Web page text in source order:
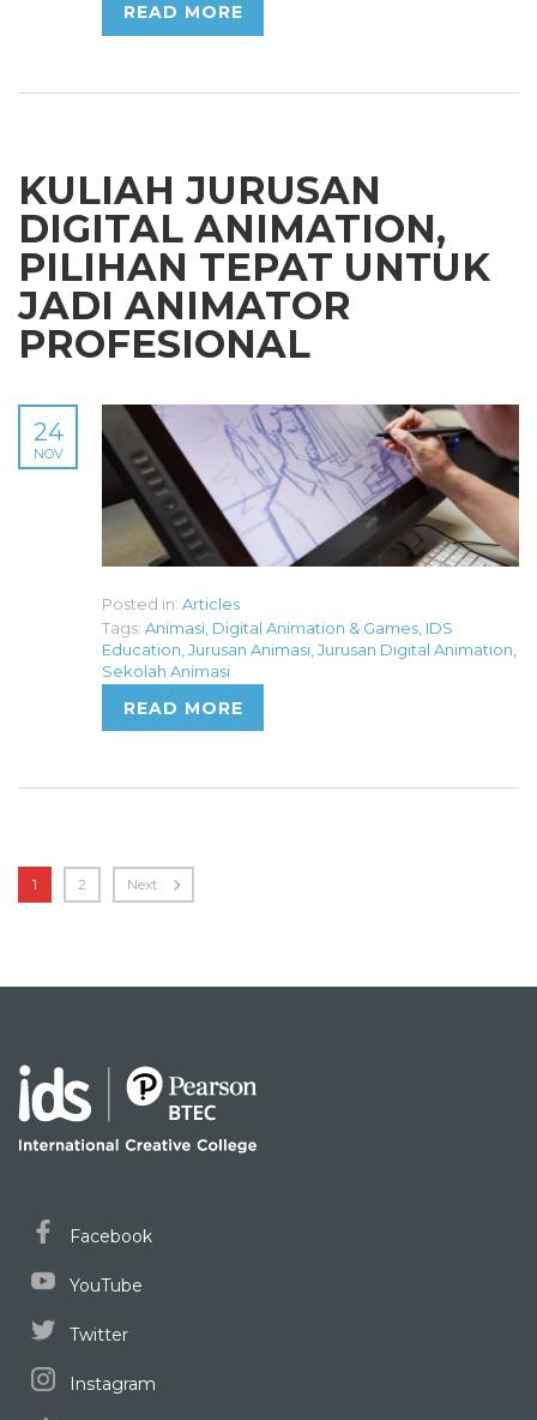
READ MORE
KULIAH JURUSAN
DIGITAL ANIMATION,
PILIHAN TEPAT UNTUK
JADI ANIMATOR
PROFESIONAL
24
NOV
Posted in: Articles
Tags: Animasi, Digital Animation & Games, IDS
Education,Jurusan Animasi,Jurusan Digital Animation,
Sekolah Animasi
READ MORE
1 2 Next
Facebook
YouTube
Twitter
Instagram